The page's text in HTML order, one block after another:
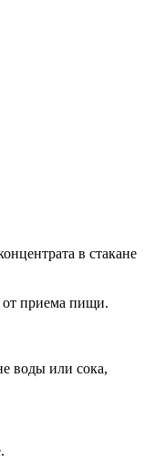
в стакане
от приема пищи.
воды или сока,